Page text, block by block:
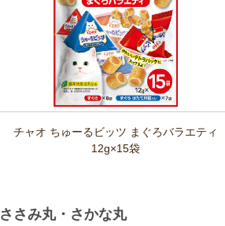
チャオ ちゅーるビッツ まぐろバラエティ
12g×15袋
ささみ丸・さかな丸